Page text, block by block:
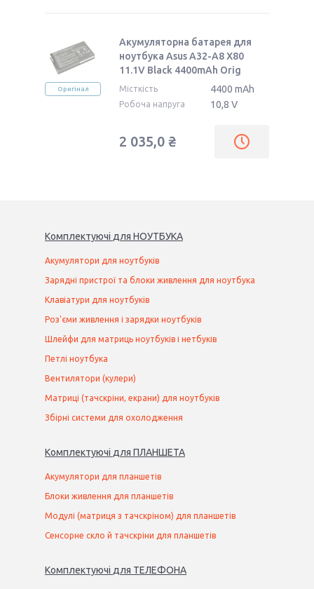
Оригінал
Акумуляторна батарея для
ноутбука Asus A32-A8 X80
11.1V Black 4400mAh Orig
Місткість 4400 mAh
Робоча напруга 10,8 V
2 035,0 ₴
Комплектуючі для НОУТБУКА
Акумулятори для ноутбуків
Зарядні пристрої та блоки живлення для ноутбука
Клавіатури для ноутбуків
Роз'єми живлення і зарядки ноутбуків
Шлейфи для матриць ноутбуків і нетбуків
Петлі ноутбука
Вентилятори (кулери)
Матриці (тачскріни, екрани) для ноутбуків
Збірні системи для охолодження
Комплектуючі для ПЛАНШЕТА
Акумулятори для планшетів
Блоки живлення для планшетів
Модулі (матриця з тачскріном) для планшетів
Сенсорне скло й тачскріни для планшетів
Комплектуючі для ТЕЛЕФОНА